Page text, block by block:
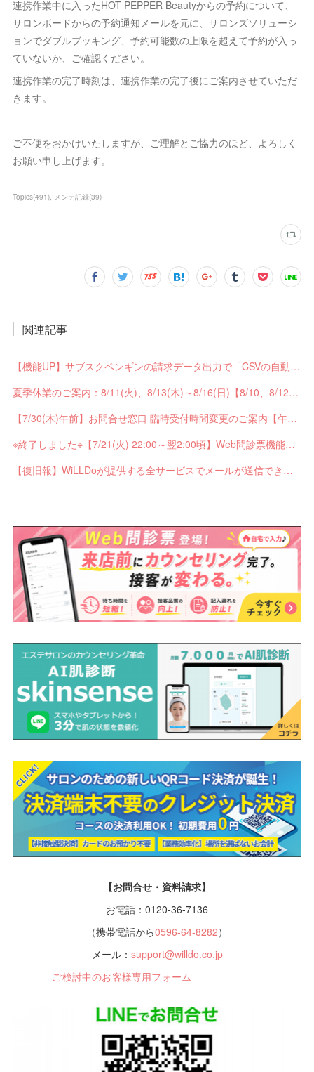
連携作業中に入ったHOT PEPPER Beautyからの予約について、
サロンボードからの予約通知メールを元に、サロンズソリューシ
ョンでダブルブッキング、予約可能数の上限を超えて予約が入っ
ていないか、ご確認ください。
連携作業の完了時刻は、連携作業の完了後にご案内させていただ
きます。
ご不便をおかけいたしますが、ご理解とご協力のほど、よろしく
お願い申し上げます。
Topics(491) メンテ記録(39)
関連記事
【機能UP】サブスクペンギンの請求データ出力で「CSVの自動分割出力」と「出力ステータスの確認」ができるようになりました！
夏季休業のご案内：8/11(火)、8/13(木)～8/16(日)【8/10、8/12は通常営業】
【7/30(木)午前】お問合せ窓口 臨時受付時間変更のご案内【午前の受付9：30～10:59】
※終了しました※【7/21(火) 22:00～翌2:00頃】Web問診票機能がご利用できません【ペンギンカルテ大型メンテナンス】
【復旧報】WiLLDoが提供する全サービスでメールが送信できない不具合が発生していました
【お問合せ・資料請求】
お電話：0120-36-7136
（携帯電話から0596-64-8282）
メール： support@willdo.co.jp
ご検討中のお客様専用フォーム